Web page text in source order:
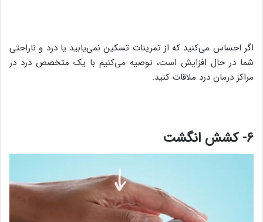
اگر احساس می‌کنید که از تمرینات تسکین نمی‌یابید یا درد و ناراحتی
شما در حال افزایش است، توصیه می‌کنیم با یک متخصص درد در
مراکز درمان درد ملاقات کنید.
۶- کشش انگشت